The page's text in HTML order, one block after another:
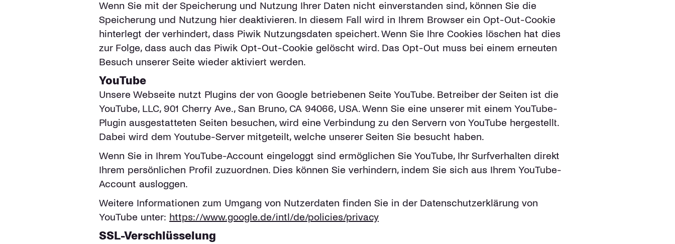
Wenn Sie mit der Speicherung und Nutzung Ihrer Daten nicht einverstanden sind, können Sie die
Speicherung und Nutzung hier deaktivieren. In diesem Fall wird in Ihrem Browser ein Opt-Out-Cookie
hinterlegt der verhindert, dass Piwik Nutzungsdaten speichert. Wenn Sie Ihre Cookies löschen hat dies
zur Folge, dass auch das Piwik Opt-Out-Cookie gelöscht wird. Das Opt-Out muss bei einem erneuten
Besuch unserer Seite wieder aktiviert werden.
YouTube
Unsere Webseite nutzt Plugins der von Google betriebenen Seite YouTube. Betreiber der Seiten ist die
YouTube, LLC, 901 Cherry Ave., San Bruno, CA 94066, USA. Wenn Sie eine unserer mit einem YouTube-
Plugin ausgestatteten Seiten besuchen, wird eine Verbindung zu den Servern von YouTube hergestellt.
Dabei wird dem Youtube-Server mitgeteilt, welche unserer Seiten Sie besucht haben.
Wenn Sie in Ihrem YouTube-Account eingeloggt sind ermöglichen Sie YouTube, Ihr Surfverhalten direkt
Ihrem persönlichen Profil zuzuordnen. Dies können Sie verhindern, indem Sie sich aus Ihrem YouTube-
Account ausloggen.
Weitere Informationen zum Umgang von Nutzerdaten finden Sie in der Datenschutzerklärung von
YouTube unter: https://www.google.de/intl/de/policies/privacy
SSL-Verschlüsselung